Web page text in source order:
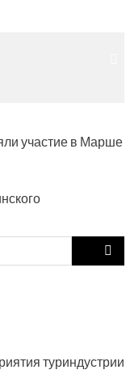
участие в Марше
Search
for:
туриндустрии